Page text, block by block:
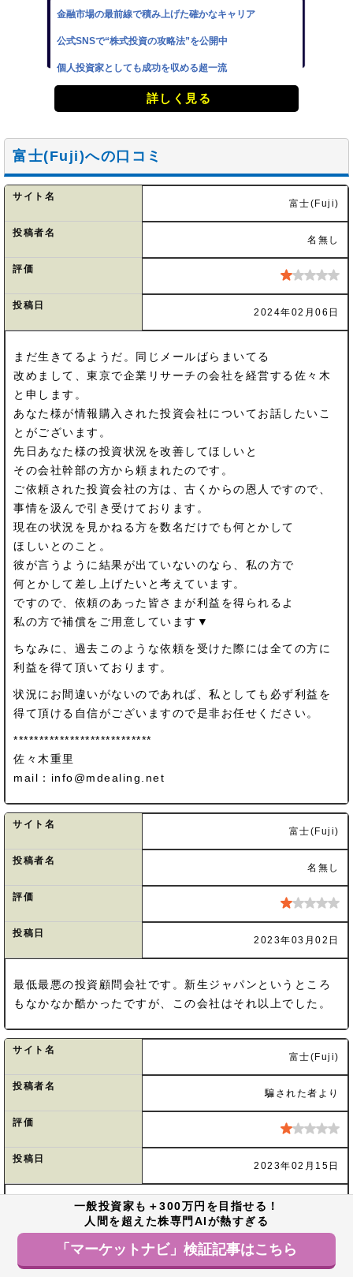
金融市場の最前線で積み上げた確かなキャリア
公式SNSで“株式投資の攻略法”を公開中
個人投資家としても成功を収める超一流
詳しく見る
富士(Fuji)への口コミ
サイト名
富士(Fuji)
投稿者名
名無し
評価
投稿日
2024年02月06日
まだ生きてるようだ。同じメールばらまいてる
改めまして、東京で企業リサーチの会社を経営する佐々木
と申します。
あなた様が情報購入された投資会社についてお話したいこ
とがございます。
先日あなた様の投資状況を改善してほしいと
その会社幹部の方から頼まれたのです。
ご依頼された投資会社の方は、古くからの恩人ですので、
事情を汲んで引き受けております。
現在の状況を見かねる方を数名だけでも何とかして
ほしいとのこと。
彼が言うように結果が出ていないのなら、私の方で
何とかして差し上げたいと考えています。
ですので、依頼のあった皆さまが利益を得られるよ
私の方で補償をご用意しています▼
ちなみに、過去このような依頼を受けた際には全ての方に
利益を得て頂いております。
状況にお間違いがないのであれば、私としても必ず利益を
得て頂ける自信がございますので是非お任せください。
***************************
佐々木重里
mail： info@mdealing.net
サイト名
富士(Fuji)
投稿者名
名無し
評価
投稿日
2023年03月02日
最低最悪の投資顧問会社です。新生ジャパンというところ
もなかなか酷かったですが、この会社はそれ以上でした。
サイト名
富士(Fuji)
投稿者名
騙された者より
評価
投稿日
2023年02月15日
この富士で紹介して購入した株は見事に全て下げで大損し
ました。完全な詐欺サイトでしょう。
一般投資家も＋300万円を目指せる！
人間を超えた株専門AIが熱すぎる
「マーケットナビ」検証記事はこちら